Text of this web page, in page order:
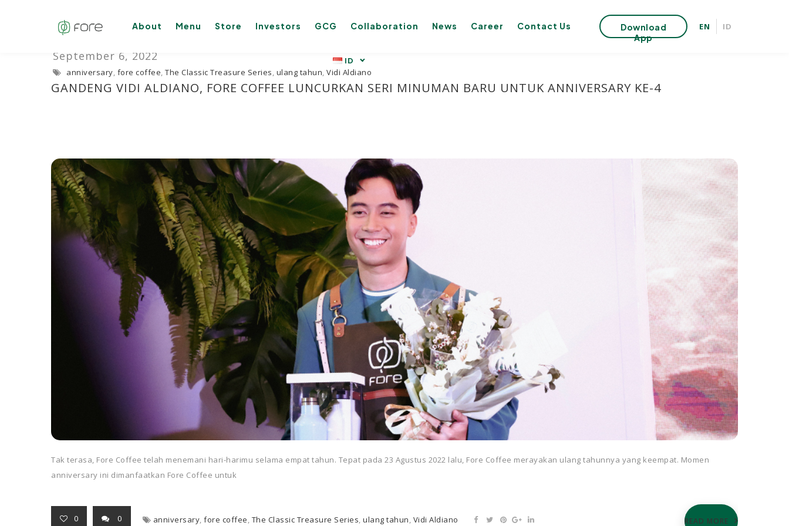
Download
App
EN ID
About Menu Store Investors GCG Collaboration News Career Contact Us
GANDENG VIDI ALDIANO, FORE COFFEE LUNCURKAN SERI MINUMAN BARU UNTUK ANNIVERSARY KE-4
anniversary, fore coffee, The Classic Treasure Series, ulang tahun, Vidi Aldiano
Tak terasa, Fore Coffee telah menemani hari-harimu selama empat tahun. Tepat pada 23 Agustus 2022 lalu, Fore Coffee merayakan ulang tahunnya yang keempat. Momen
anniversary ini dimanfaatkan Fore Coffee untuk
READ MORE
0 0 anniversary, fore coffee, The Classic Treasure Series, ulang tahun, Vidi Aldiano